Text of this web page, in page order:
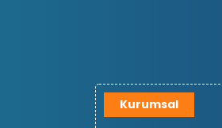
Kurumsal